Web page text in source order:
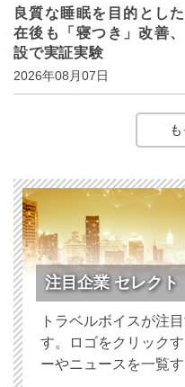
良質な睡眠を目的とし
在後も「寝つき」改善
設で実証実験
2026年08月07日
注目企業 セレクト
トラベルボイスが注
す。ロゴをクリック
ーやニュースを一覧